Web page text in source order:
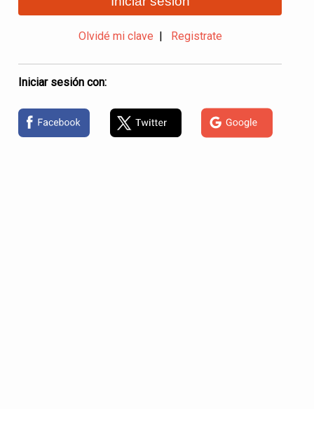
Olvidé mi clave Registrate
Iniciar sesión con: